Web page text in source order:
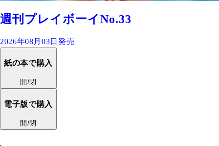
週刊プレイボーイNo.33
2026年08月03日発売
紙の本で購入
開/閉
電子版で購入
開/閉